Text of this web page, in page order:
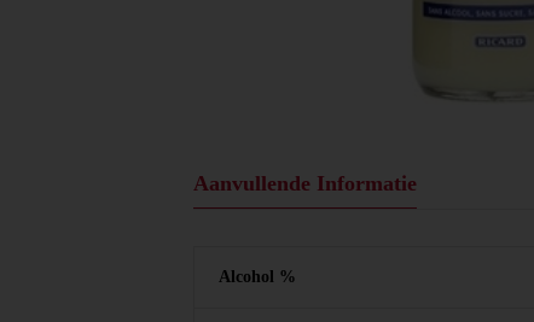
Aanvullende Informatie
Alcohol %